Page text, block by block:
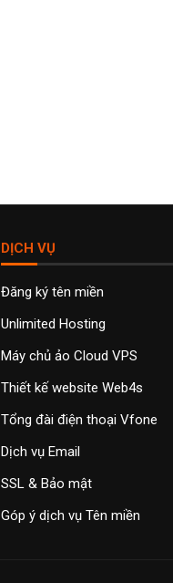
DỊCH VỤ
Đăng ký tên miền
Unlimited Hosting
Máy chủ ảo Cloud VPS
Thiết kế website Web4s
Tổng đài điện thoại Vfone
Dịch vụ Email
SSL & Bảo mật
Góp ý dịch vụ Tên miền